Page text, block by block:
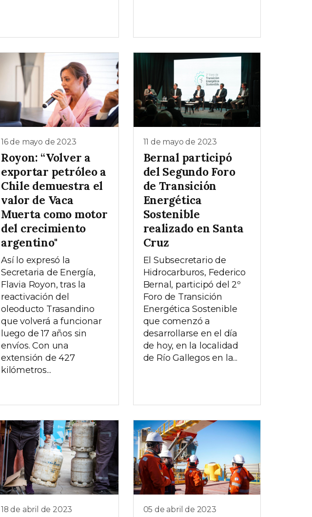
16 de mayo de 2023
Royon: “Volver a
exportar petróleo a
Chile demuestra el
valor de Vaca
Muerta como motor
del crecimiento
argentino"
Así lo expresó la
Secretaria de Energía,
Flavia Royon, tras la
reactivación del
oleoducto Trasandino
que volverá a funcionar
luego de 17 años sin
envíos. Con una
extensión de 427
kilómetros...
11 de mayo de 2023
Bernal participó
del Segundo Foro
de Transición
Energética
Sostenible
realizado en Santa
Cruz
El Subsecretario de
Hidrocarburos, Federico
Bernal, participó del 2º
Foro de Transición
Energética Sostenible
que comenzó a
desarrollarse en el día
de hoy, en la localidad
de Río Gallegos en la...
18 de abril de 2023 05 de abril de 2023